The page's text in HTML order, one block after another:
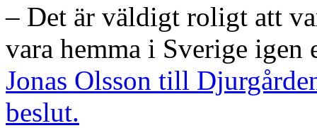
– Det är väldigt roligt att
vara hemma i Sverige
Jonas Olsson till
beslut.